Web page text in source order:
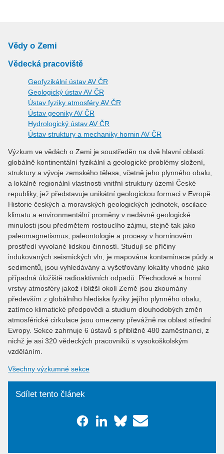
Vědy o Zemi
Vědecká pracoviště
Geofyzikální ústav AV ČR
Geologický ústav AV ČR
Ústav fyziky atmosféry AV ČR
Ústav geoniky AV ČR
Hydrologický ústav AV ČR
Ústav struktury a mechaniky hornin AV ČR
Výzkum ve vědách o Zemi je soustředěn na dvě hlavní oblasti:
globálně kontinentální fyzikální a geologické problémy složení,
struktury a vývoje zemského tělesa, včetně jeho plynného obalu,
a lokálně regionální vlastnosti vnitřní struktury území České
republiky, jež představuje unikátní geologickou formaci v Evropě.
Historie českých a moravských geologických jednotek, oscilace
klimatu a environmentální proměny v nedávné geologické
minulosti jsou předmětem rostoucího zájmu, stejně tak jako
paleomagnetismus, paleontologie a procesy v horninovém
prostředí vyvolané lidskou činností. Studují se příčiny
indukovaných seismických vln, je mapována kontaminace půdy a
sedimentů, jsou vyhledávány a vyšetřovány lokality vhodné jako
případná úložiště radioaktivních odpadů. Přechodové a horní
vrstvy atmosféry jakož i bližší okolí Země jsou zkoumány
především z globálního hlediska fyziky jejího plynného obalu,
zatímco klimatické předpovědi a studium dlouhodobých změn
atmosférické cirkulace jsou omezeny převážně na oblast střední
Evropy. Sekce zahrnuje 6 ústavů s přibližně 480 zaměstnanci, z
nichž je asi 320 vědeckých pracovníků s vysokoškolským
vzděláním.
Všechny výzkumné sekce
Sdílet tento článek